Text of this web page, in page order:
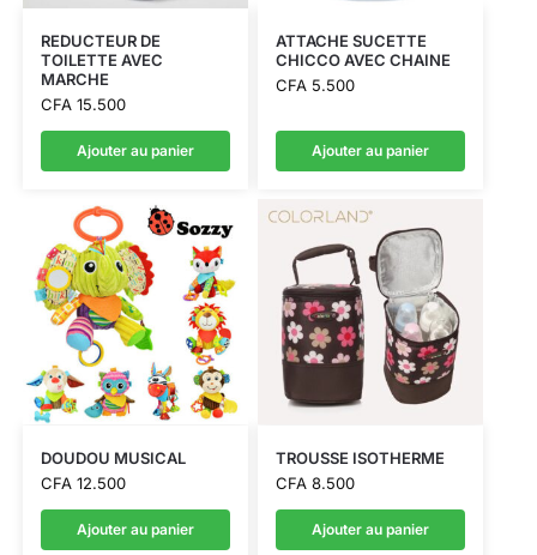
REDUCTEUR DE
TOILETTE AVEC
MARCHE
CFA15.500
Ajouter au panier
ATTACHE SUCETTE
CHICCO AVEC CHAINE
CFA5.500
Ajouter au panier
DOUDOU MUSICAL
CFA12.500
Ajouter au panier
TROUSSE ISOTHERME
CFA8.500
Ajouter au panier